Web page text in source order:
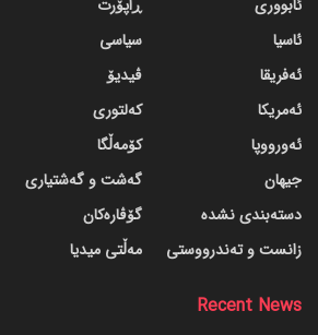
ئابووری
ئاسیا
ئەفریقا
ئەمریکا
ئەورووپا
جیهان
دسته‌بندی نشده
زانست و تەندرووستی
ڕاپۆرت
سیاسی
ڤیدیۆ
کەلتوری
کۆمەڵگا
گه‌شت و گه‌شتیاری
گۆڤاره‌کان
مەڵتی میدیا
Recent News